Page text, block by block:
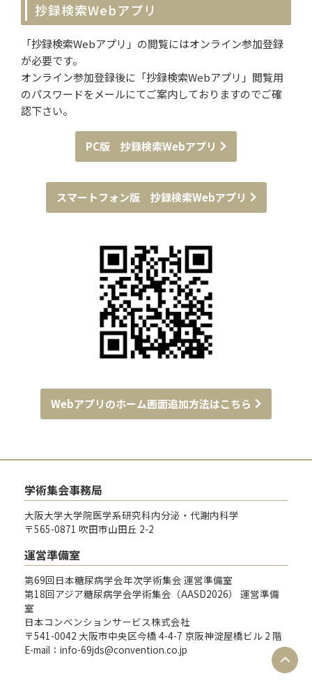
抄録検索Webアプリ
「抄録検索Webアプリ」の閲覧にはオンライン参加登録
が必要です。
オンライン参加登録後に「抄録検索Webアプリ」閲覧用
のパスワードをメールにてご案内しておりますのでご確
認下さい。
PC版 抄録検索Webアプリ
スマートフォン版 抄録検索Webアプリ
Webアプリのホーム画面追加方法はこちら
学術集会事務局
大阪大学大学院医学系研究科内分泌・代謝内科学
〒565-0871 吹田市山田丘 2-2
運営準備室
第69回日本糖尿病学会年次学術集会 運営準備室
第18回アジア糖尿病学会学術集会（AASD2026） 運営準備
室
日本コンベンションサービス株式会社
〒541-0042 大阪市中央区今橋 4-4-7 京阪神淀屋橋ビル 2 階
E-mail：info-69jds@convention.co.jp